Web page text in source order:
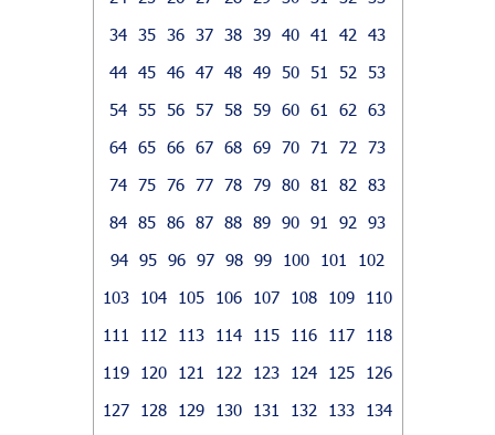
34 35 36 37 38 39 40 41 42
43
44 45 46 47 48 49 50 51 52
53
54 55 56 57 58 59 60 61 62
63
64 65 66 67 68 69 70 71 72
73
74 75 76 77 78 79 80 81 82
83
84 85 86 87 88 89 90 91 92
93
94 95 96 97 98 99 100 101
102
103
104 105 106 107 108 109
110
111
112 113 114 115 116 117
118
119
120 121 122 123 124 125
126
127
128 129 130 131 132 133
134